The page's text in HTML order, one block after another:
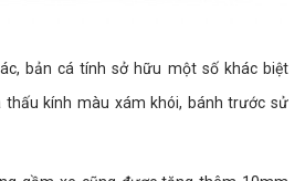
bản cá tính sở hữu một số khác biệt
kính màu xám khói, bánh trước sử